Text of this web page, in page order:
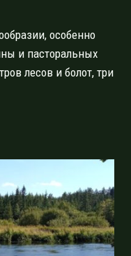
особенно
и пасторальных
лесов и болот, три